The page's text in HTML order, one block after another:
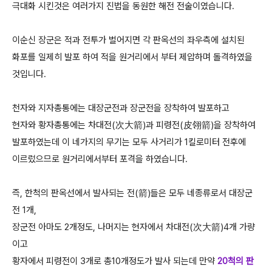
극대화 시킨것은 여러가지 진법을 동원한 해전 전술이였습니다.
이순신 장군은 적과 전투가 벌어지면 각 판옥선의 좌우측에 설치된
화포를 일제히 발포 하여 적을 원거리에서 부터 제압하며 돌격하였을
것입니다.
천자와 지자총통에는 대장군전과 장군전을 장착하여 발포하고
현자와 황자총통에는 차대전(次大箭)과 피령전(皮翎箭)을 장착하여
발포하였는데 이 네가지의 무기는 모두 사거리가 1킬로미터 전후에
이르렀으므로 원거리에서부터 포격을 하였습니다.
즉, 한척의 판옥선에서 발사되는 전(箭)들은 모두 네종류로서 대장군
전 1개,
장군전 아마도 2개정도, 나머지는 현자에서 차대전(次大箭)4개 가량
이고
황자에서 피령전이 3개로 총10개정도가 발사 되는데 만약 20척의 판